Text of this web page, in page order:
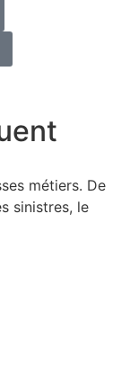
métiers. De
sinistres, le